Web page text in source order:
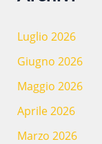
Luglio 2026
Giugno 2026
Maggio 2026
Aprile 2026
Marzo 2026